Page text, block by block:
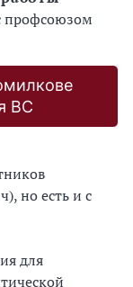
профсоюзом
ВС
но есть и с
для